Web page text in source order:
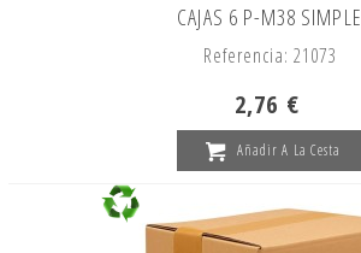
CAJAS 6 P-M38 SIMPLE
Referencia: 21073
2,76 €
Añadir A La Cesta